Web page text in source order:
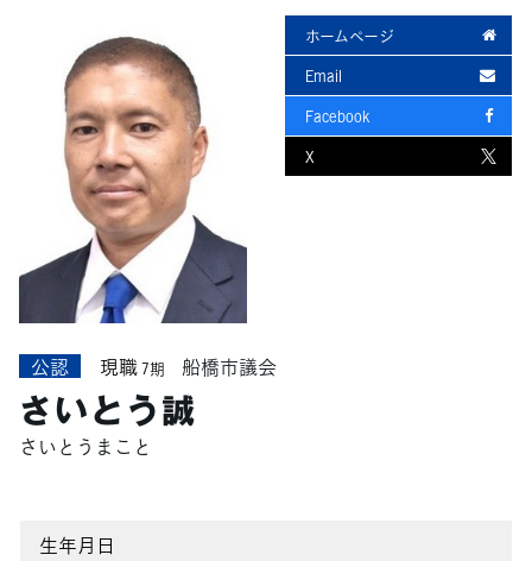
ホームページ
Email
Facebook
X
公認 現職7期 船橋市議会
さいとう誠
さいとうまこと
生年月日